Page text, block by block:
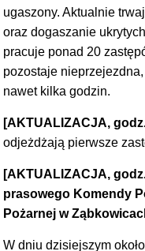
ugaszony. Aktualnie
oraz dogaszanie
pracuje ponad 20
pozostaje
nawet kilka godzin.
[AKTUALIZACJA,
odjeżdżają pierwsze
[AKTUALIZACJA,
prasowego Komendy
Pożarnej w
W dniu dzisiejszym